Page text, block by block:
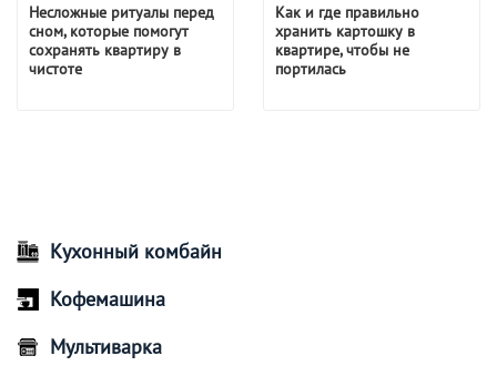
Несложные ритуалы перед
сном, которые помогут
сохранять квартиру в
чистоте
Как и где правильно
хранить картошку в
квартире, чтобы не
портилась
Кухонный комбайн
Кофемашина
Мультиварка